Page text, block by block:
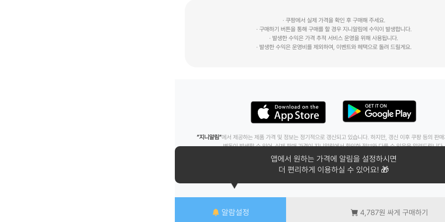
알람설정 4,787원 싸게 구매하기
· 쿠팡에서 실제 가격을 확인 후 구매해 주세요.
· 구매하기 버튼을 통해 구매를 할 경우 지니알림에 수익이 발생합니다.
· 발생한 수익은 가격 추적 서비스 운영을 위해 사용됩니다.
”지니알림”에서 제공하는 제품 가격 및 정보는 정기적으로 갱신되고 있습니다. 하지만, 갱신 이후 쿠팡 등의 판
변동이 발생할 수 있어, 실제 판매 가격이 지니알림에서 확인한 정보와 다를 수 있음을 알려드립니다.
문의 : geniealert114@gmail.com